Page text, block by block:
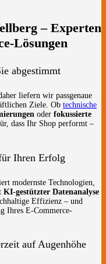
– Experten
Lösungen
abgestimmt
liefern wir passgenaue
Ziele. Ob technische
oder fokussierte
dass Ihr Shop performt –
Ihren Erfolg
modernste Technologien,
KI-gestützter Datenanalyse
Effizienz – und
Ihres E-Commerce-
auf Augenhöhe